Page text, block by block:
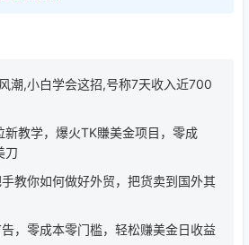
潮,小白学会这招,号称7天收入近700
教学，爆火TK賺美金项目，零成
刀
教你如何做好外贸，把货卖到国外其
，零成本零门槛，轻松赚美金日收益